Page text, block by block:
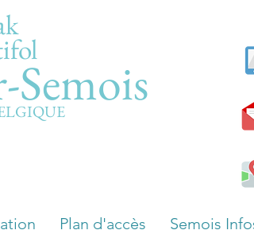
Plan d'accès Semois